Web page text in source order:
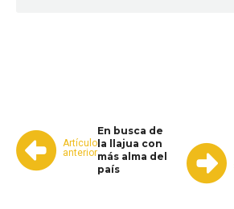
Artículo
anterior
En busca de
la llajua con
más alma del
país